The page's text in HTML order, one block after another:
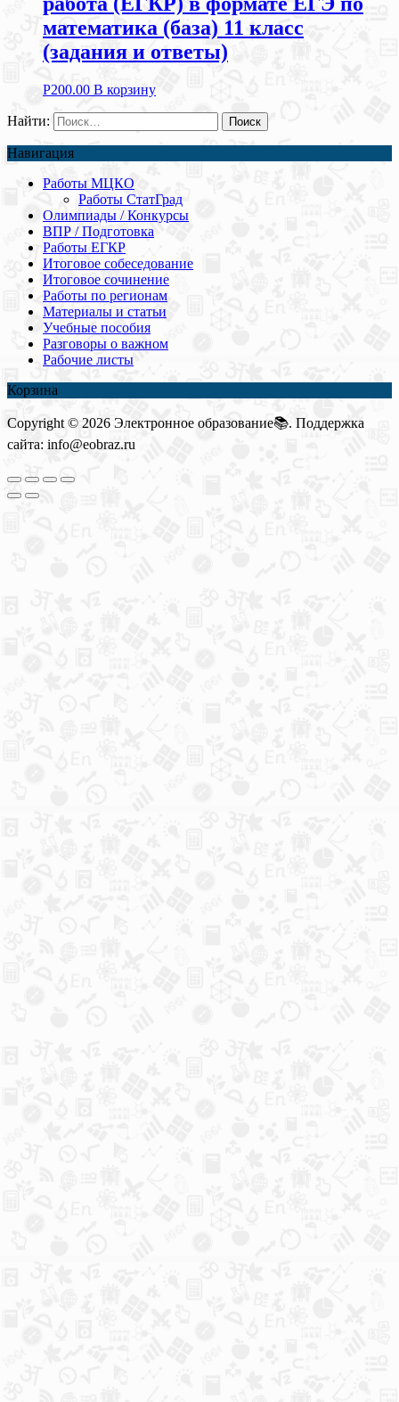
математика (база) 11 класс
(задания и ответы)
Р200.00 В корзину
Найти:
Навигация
Работы МЦКО
Работы СтатГрад
Олимпиады / Конкурсы
ВПР / Подготовка
Работы ЕГКР
Итоговое собеседование
Итоговое сочинение
Работы по регионам
Материалы и статьи
Учебные пособия
Разговоры о важном
Рабочие листы
Корзина
Copyright © 2026 Электронное образование📚. Поддержка
сайта: info@eobraz.ru